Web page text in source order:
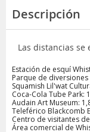
Descripción
Las distancias
Estación de esquí
Parque de
Squamish Lil'wat
Coca-Cola Tube Park:
Audain Art Museum:
Teleférico Blackcomb
Centro de visitantes
Área comercial de